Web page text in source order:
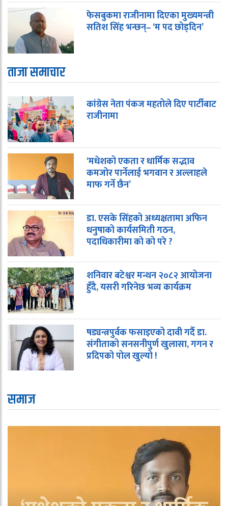
फेसबुकमा राजीनामा दिएका मुख्यमन्त्री
सतिश सिंह भन्छन्– ‘म पद छोड्दिन’
ताजा समाचार
कांग्रेस नेता पंकज महतोले दिए पार्टीबाट
राजीनामा
‘मधेशको एकता र धार्मिक सद्भाव
कमजोर पार्नेलाई भगवान र अल्लाहले
माफ गर्ने छैन’
डा. एसके सिंहको अध्यक्षतामा अफिन
धनुषाको कार्यसमिती गठन,
पदाधिकारीमा को को परे ?
शनिवार बटेश्वर मन्थन २०८२ आयोजना
हुँदै, यसरी गरिनेछ भव्य कार्यक्रम
षड्यन्त्रपुर्वक फसाइएको दावी गर्दै डा.
संगीताको सनसनीपुर्ण खुलासा, गगन र
प्रदिपको पोल खुल्यो !
समाज